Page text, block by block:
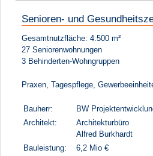
Senioren- und
Gesamtnutzfläche: 4.500 m²
27 Seniorenwohnungen
3 Behinderten-Wohngruppen
Praxen, Tagespflege,
Bauherr:
BW
Architekt:
Architekturbüro
Alfred Burkhardt
Bauleistung:
6,2 Mio €